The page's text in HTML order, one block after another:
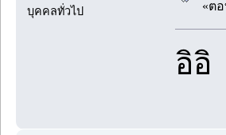
บุคคลทั่วไป «ตอ
อิอิ